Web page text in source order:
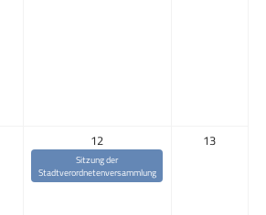
12
Sitzung der
Stadtverordnetenversammlung
13